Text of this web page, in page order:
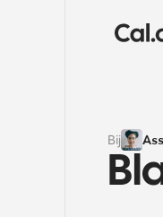
Bij